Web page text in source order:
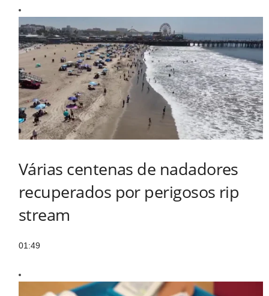
Várias centenas de nadadores
recuperados por perigosos rip
stream
01:49